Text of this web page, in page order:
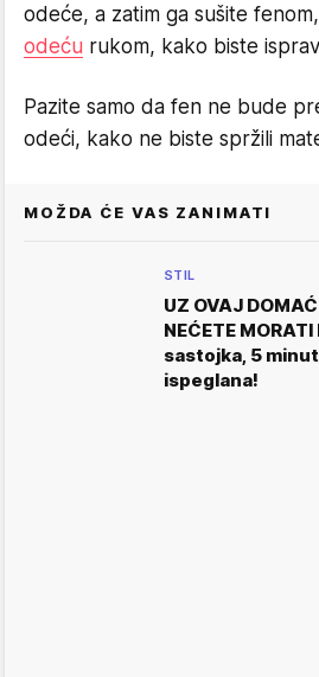
odeće, a zatim ga sušite
odeću rukom, kako biste
Pazite samo da fen ne bude
odeći, kako ne biste spržili
MOŽDA ĆE VAS ZANIMATI
STIL
UZ OVAJ
NEĆETE
sastojka, 5
ispeglana!